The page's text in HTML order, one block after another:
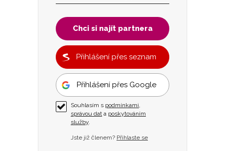
Chci si najít partnera
Přihlášení přes seznam
Přihlášení přes Google
Souhlasím s podmínkami,
správou dat a poskytováním
služby.
Jste již členem? Přihlaste se